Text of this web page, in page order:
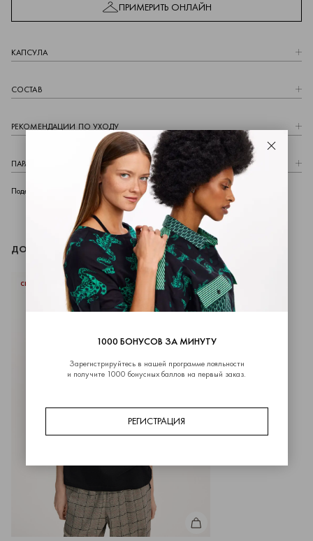
Закрыть
1000 БОНУСОВ ЗА МИНУТУ
Зарегистрируйтесь в нашей программе лояльности
и получите 1000 бонусных баллов на первый заказ.
РЕГИСТРАЦИЯ
ПРИМЕРИТЬ ОНЛАЙН
КАПCУЛА
СОСТАВ
РЕКОМЕНДАЦИИ ПО УХОДУ
ПАРАМЕТРЫ МОДЕЛИ
Поделиться telegramwhatsapp
ДОПОЛНИТЬ ОБРАЗ
КУПИТЬ
СКИДКИ